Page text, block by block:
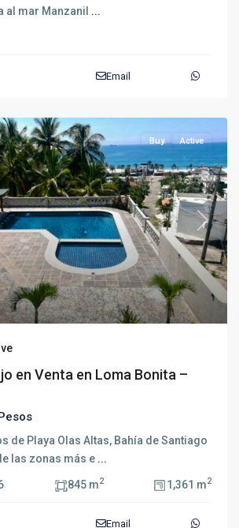
al mar Manzanil ...
Email
Next
Buy Active
en Venta en Loma Bonita –
de Playa Olas Altas, Bahía de Santiago
las zonas más e ...
845 m2 1,361 m2
Email